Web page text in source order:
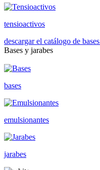
tensioactivos
descargar el catálogo de bases
Bases y jarabes
bases
emulsionantes
jarabes